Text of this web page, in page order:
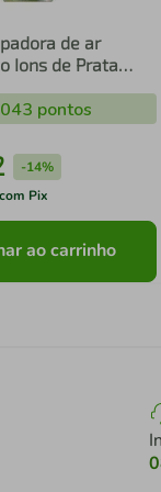
de ar
Ions de Prata
pontos
-14%
Pix
ao carrinho